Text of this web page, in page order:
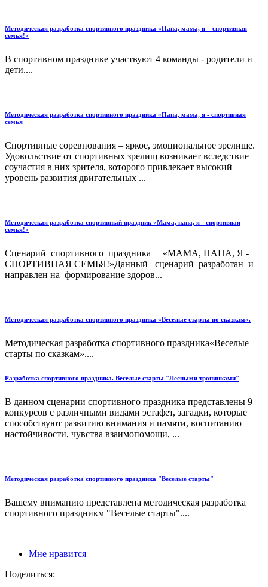
Методическая разработка спортивного праздника «Папа, мама, я – спортивная
семья!»
В спортивном празднике участвуют 4 команды - родители и
дети....
Методическая разработка спортивного праздника «Папа, мама, я - спортивная
семья
Спортивные соревнования – яркое, эмоциональное зрелище.
Удовольствие от спортивных зрелищ возникает вследствие
соучастия в них зрителя, которого привлекает высокий
уровень развития двигательных ...
Методическая разработка спортивный праздник «Мама, папа, я - спортивная
семья!»
Сценарий спортивного праздника «МАМА, ПАПА, Я -
СПОРТИВНАЯ СЕМЬЯ!»Данный сценарий разработан и
направлен на формирование здоров...
Методическая разработка спортивного праздника «Веселые старты по сказкам».
Методическая разработка спортивного праздника«Веселые
старты по сказкам»....
Разработка спортивного праздника. Веселые старты "Лесными тропинками"
В данном сценарии спортивного праздника представлены 9
конкурсов с различными видами эстафет, загадки, которые
способствуют развитию внимания и памяти, воспитанию
настойчивости, чувства взаимопомощи, ...
Методическая разработка спортивного праздника "Веселые старты"
Вашему вниманию представлена методическая разработка
спортивного праздникм "Веселые старты"....
Мне нравится
Поделиться: